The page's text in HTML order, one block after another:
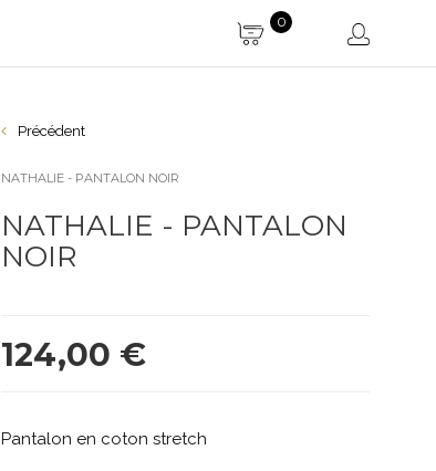
0
Précédent
NATHALIE - PANTALON NOIR
NATHALIE - PANTALON
NOIR
124,00 €
Pantalon en coton stretch